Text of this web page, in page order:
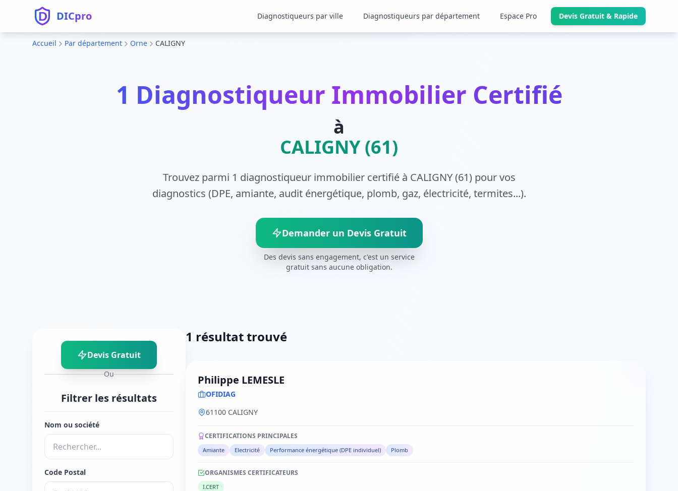
DICpro Diagnostiqueurs par ville Diagnostiqueurs par département Espace Pro Devis Gratuit & Rapide
Accueil Par département Orne CALIGNY
1 Diagnostiqueur Immobilier Certifié
à
CALIGNY (61)
Trouvez parmi 1 diagnostiqueur immobilier certifié à CALIGNY (61) pour vos
diagnostics (DPE, amiante, audit énergétique, plomb, gaz, électricité, termites...).
Demander un Devis Gratuit
Des devis sans engagement, c'est un service
gratuit sans aucune obligation.
Devis Gratuit
Ou
Filtrer les résultats
Nom ou société
Code Postal
1 résultat trouvé
Philippe LEMESLE
OFIDIAG
61100 CALIGNY
CERTIFICATIONS PRINCIPALES
Amiante Electricité Performance énergétique (DPE individuel) Plomb
ORGANISMES CERTIFICATEURS
I.CERT